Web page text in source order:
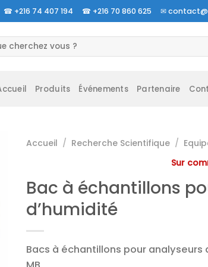
☎ +216 74 407 194 ☎ +216 70 860 625 ✉
Produits Événements Partenaire
Accueil / Recherche Scientifique /
Sur
Bac à échantillons
d’humidité
Bacs à échantillons pour analyseurs